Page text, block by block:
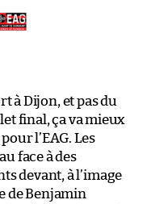
à Dijon, et pas du
final, ça va mieux
l’EAG. Les
face à des
devant, à l’image
de Benjamin